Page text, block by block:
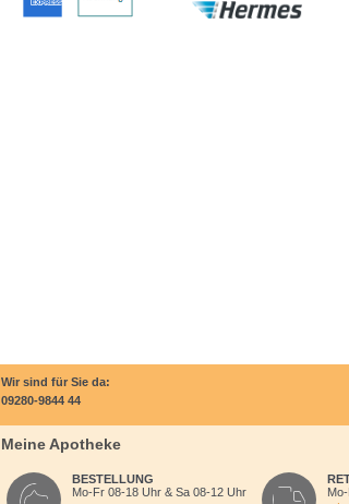
Wir sind für Sie da:
09280-9844 44
Meine Apotheke
BESTELLUNG
Mo-Fr 08-18 Uhr & Sa 08-12 Uhr